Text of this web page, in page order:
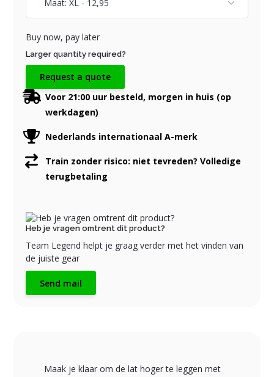
Buy now, pay later
Larger quantity required?
Request a quote
Voor 21:00 uur besteld, morgen in huis (op
werkdagen)
Nederlands internationaal A-merk
Train zonder risico: niet tevreden? Volledige
terugbetaling
Heb je vragen omtrent dit product?
Team Legend helpt je graag verder met het vinden van
de juiste gear
Send mail
Maak je klaar om de lat hoger te leggen met